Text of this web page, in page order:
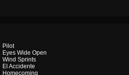
Wide Open
Sprints
Accidente